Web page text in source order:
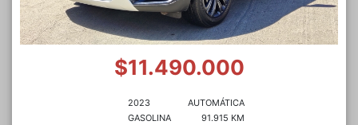
$11.490.000
2023
GASOLINA
AUTOMÁTICA
91.915 KM